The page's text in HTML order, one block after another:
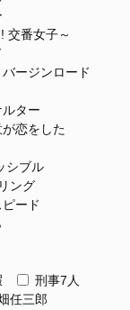
交番女子～
バージンロード
ター
恋をした
シブル
リング
ード
刑事7人
任三郎